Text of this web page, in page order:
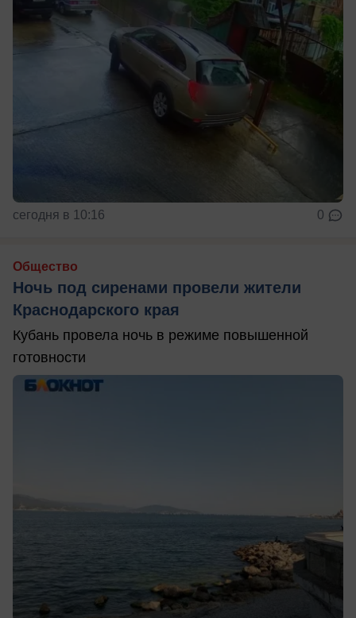
сегодня в 10:16 0
Общество
Ночь под сиренами провели жители
Краснодарского края
Кубань провела ночь в режиме повышенной
готовности